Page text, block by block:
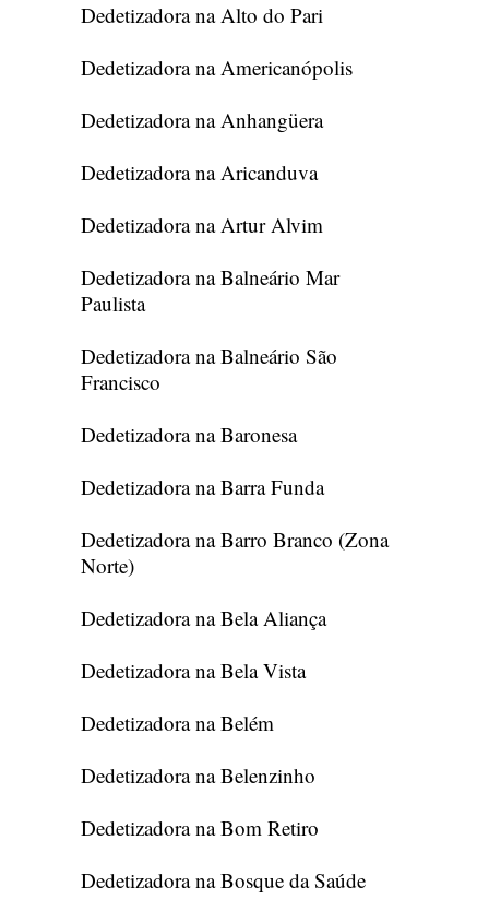
Dedetizadora na Alto do Pari
Dedetizadora na Americanópolis
Dedetizadora na Anhangüera
Dedetizadora na Aricanduva
Dedetizadora na Artur Alvim
Dedetizadora na Balneário Mar
Paulista
Dedetizadora na Balneário São
Francisco
Dedetizadora na Baronesa
Dedetizadora na Barra Funda
Dedetizadora na Barro Branco (Zona
Norte)
Dedetizadora na Bela Aliança
Dedetizadora na Bela Vista
Dedetizadora na Belém
Dedetizadora na Belenzinho
Dedetizadora na Bom Retiro
Dedetizadora na Bosque da Saúde